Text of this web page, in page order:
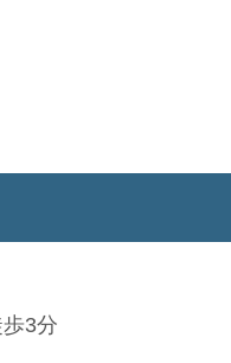
3分